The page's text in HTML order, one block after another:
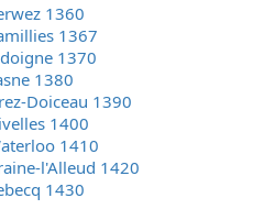
1360
1367
1370
1380
Doiceau 1390
1400
1410
l'Alleud 1420
1430